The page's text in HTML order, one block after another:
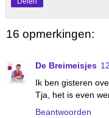
16 opmerkingen:
De Breimeisjes
Ik ben gisteren
Tja, het is even
Beantwoorden